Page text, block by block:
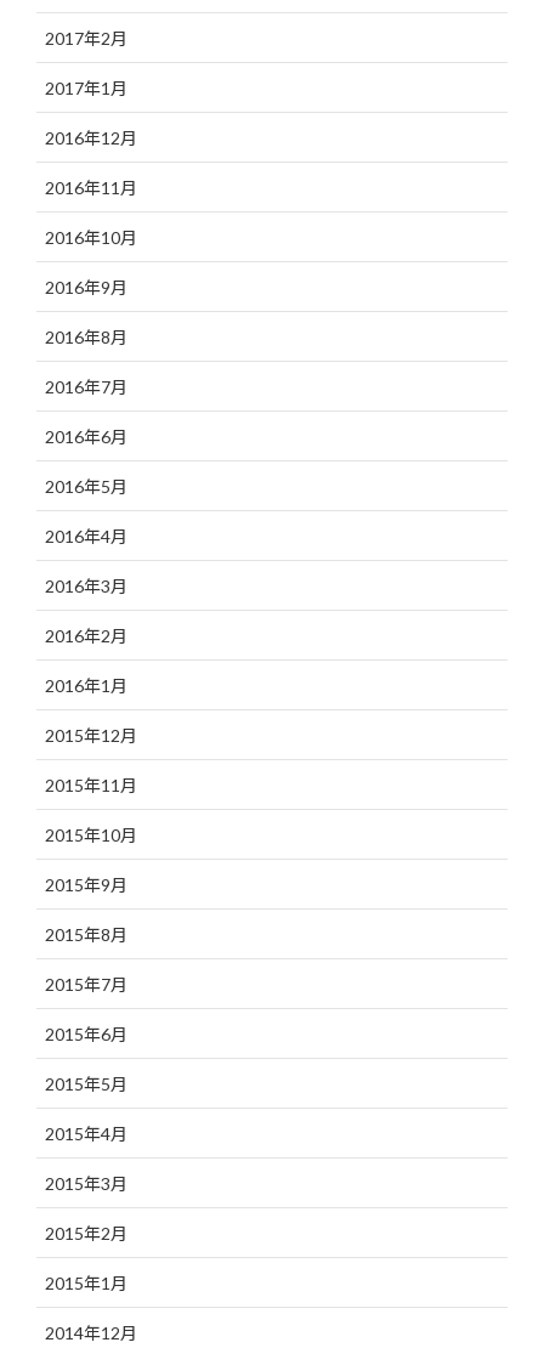
2017年2月
2017年1月
2016年12月
2016年11月
2016年10月
2016年9月
2016年8月
2016年7月
2016年6月
2016年5月
2016年4月
2016年3月
2016年2月
2016年1月
2015年12月
2015年11月
2015年10月
2015年9月
2015年8月
2015年7月
2015年6月
2015年5月
2015年4月
2015年3月
2015年2月
2015年1月
2014年12月